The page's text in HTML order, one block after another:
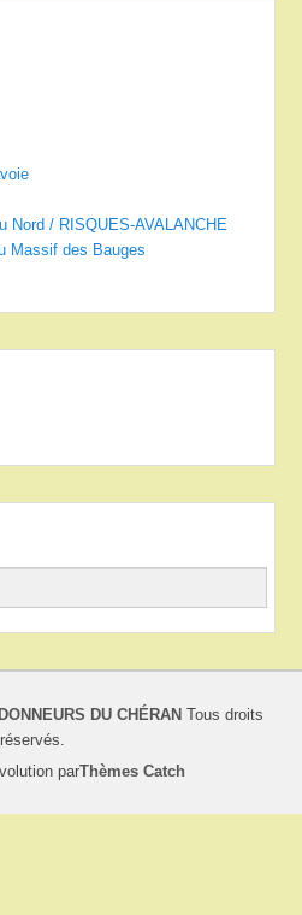
Nord / RISQUES-AVALANCHE
Massif des Bauges
DU CHÉRANTous droits
réservés.
parThèmes Catch